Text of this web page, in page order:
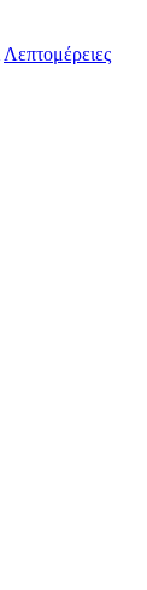
Λεπτομέρειες